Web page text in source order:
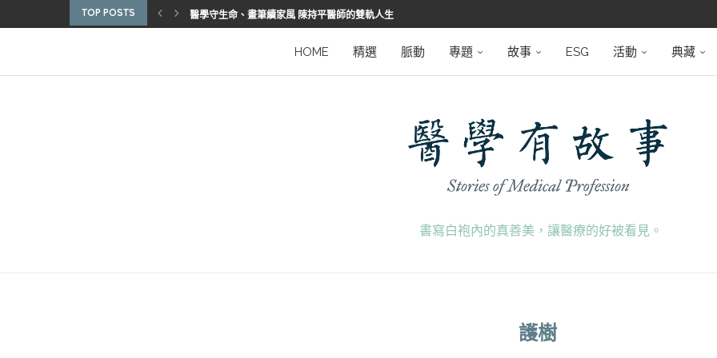
TOP POSTS 醫學守生命、畫筆續家風 陳持平醫師的雙軌人生
2025優秀護理人員表揚 看見疫後醫護堅韌
從臨床到國際舞台 江秉穎醫師的睡眠醫學之路
陳曾基院長：從紅榜少年到偏鄉醫院守望者
臺灣腦健康協會學術研討會 腦疾權威重磅登場
HOME 精選 脈動 專題 故事 ESG 活動 典藏
書寫白袍內的真善美，讓醫療的好被看見。
護樹